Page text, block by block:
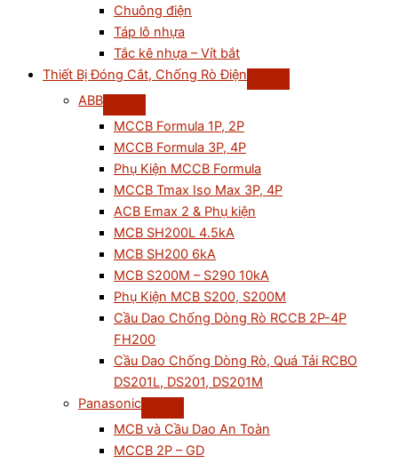
Chuông điện
Táp lô nhựa
Tắc kê nhựa – Vít bắt
Thiết Bị Đóng Cắt, Chống Rò Điện
ABB
MCCB Formula 1P, 2P
MCCB Formula 3P, 4P
Phụ Kiện MCCB Formula
MCCB Tmax Iso Max 3P, 4P
ACB Emax 2 & Phụ kiện
MCB SH200L 4.5kA
MCB SH200 6kA
MCB S200M – S290 10kA
Phụ Kiện MCB S200, S200M
Cầu Dao Chống Dòng Rò RCCB 2P-4P
FH200
Cầu Dao Chống Dòng Rò, Quá Tải RCBO
DS201L, DS201, DS201M
Panasonic
MCB và Cầu Dao An Toàn
MCCB 2P – GD